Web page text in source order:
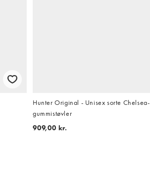
Hunter Original - Unisex sorte Chelsea-
gummistøvler
909,00 kr.